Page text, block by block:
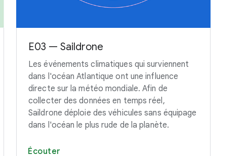
E03 — Saildrone
Les événements climatiques qui surviennent
dans l'océan Atlantique ont une influence
directe sur la météo mondiale. Afin de
collecter des données en temps réel,
Saildrone déploie des véhicules sans équipage
dans l'océan le plus rude de la planète.
Écouter